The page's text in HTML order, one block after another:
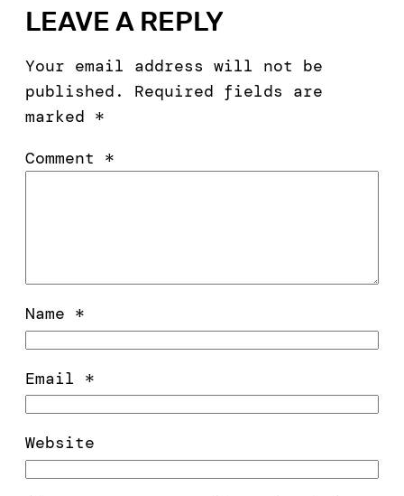
LEAVE A REPLY
Your email address will not be
published.
Required fields are
marked *
Comment *
Name *
Email *
Website